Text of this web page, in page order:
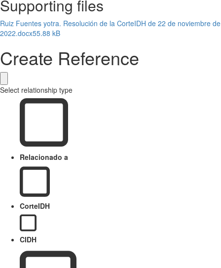
Supporting files
Ruiz Fuentes yotra. Resolución de la CorteIDH de 22 de noviembre de
2022.docx55.88 kB
Create Reference
Select relationship type
Relacionado a
CorteIDH
CIDH